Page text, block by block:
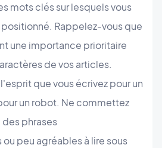
mots clés sur lesquels vous
Rappelez-vous que
une importance prioritaire
de vos articles.
que vous écrivez pour un
un robot. Ne commettez
phrases
peu agréables à lire sous